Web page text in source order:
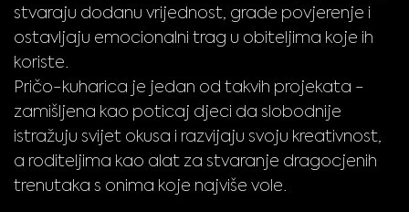
stvaraju dodanu vrijednost, grade povjerenje i
ostavljaju emocionalni trag u obiteljima koje ih
koriste.
Pričo-kuharica je jedan od takvih projekata -
zamišljena kao poticaj djeci da slobodnije
istražuju svijet okusa i razvijaju svoju kreativnost,
a roditeljima kao alat za stvaranje dragocjenih
trenutaka s onima koje najviše vole.